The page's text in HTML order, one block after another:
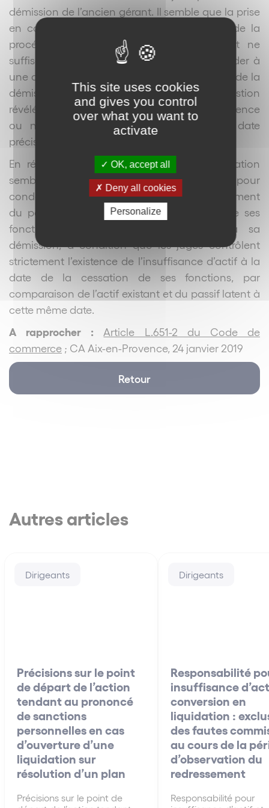
démission de l’ancien gérant. Il semble que la prise
en compte du seul passif révélé au cours de la
procédure collective ouverte ultérieurement ne
suffise pas ; la cour d’appel aurait dû procéder à
une comparaison entre l’actif existant au jour de la
démission du gérant et le passif relatif à sa gestion
révélé ultérieurement, pour caractériser l’existence
ou non de l’insuffisance d’actif à cette date
précise.
En réalité, avec cet arrêt, la Cour de cassation
semble accepter que soit pris en compte, pour
condamner un ancien dirigeant en comblement
du passif, le passif né pendant l’exercice de ses
fonctions mais révélé postérieurement à sa
démission, à condition que les juges contrôlent
strictement l’existence de l’insuffisance d’actif à la
date de la cessation de ses fonctions, par
comparaison de l’actif existant et du passif latent à
cette même date.
A rapprocher : Article L.651-2 du Code de
commerce ; CA Aix-en-Provence, 24 janvier 2019
Retour
Autres articles
Dirigeants
Précisions sur le point
de départ de l’action
tendant au prononcé
de sanctions
personnelles en cas
d’ouverture d’une
liquidation sur
résolution d’un plan
Précisions sur le point de
Dirigeants
Responsabilité
insuffisance
conversion en
liquidation :
des fautes
au cours de la
d’observation du
redressement
Responsabilité pour
This site uses cookies
and gives you control
over what you want to
activate
OK, accept all
Deny all cookies
Personalize